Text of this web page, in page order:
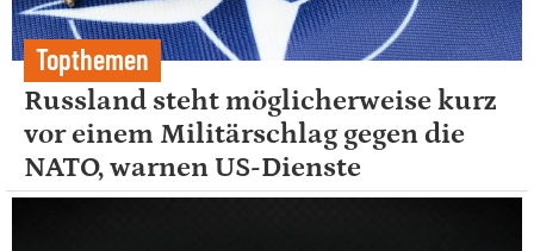
Topthemen
Russland steht möglicherweise kurz
vor einem Militärschlag gegen die
NATO, warnen US-Dienste